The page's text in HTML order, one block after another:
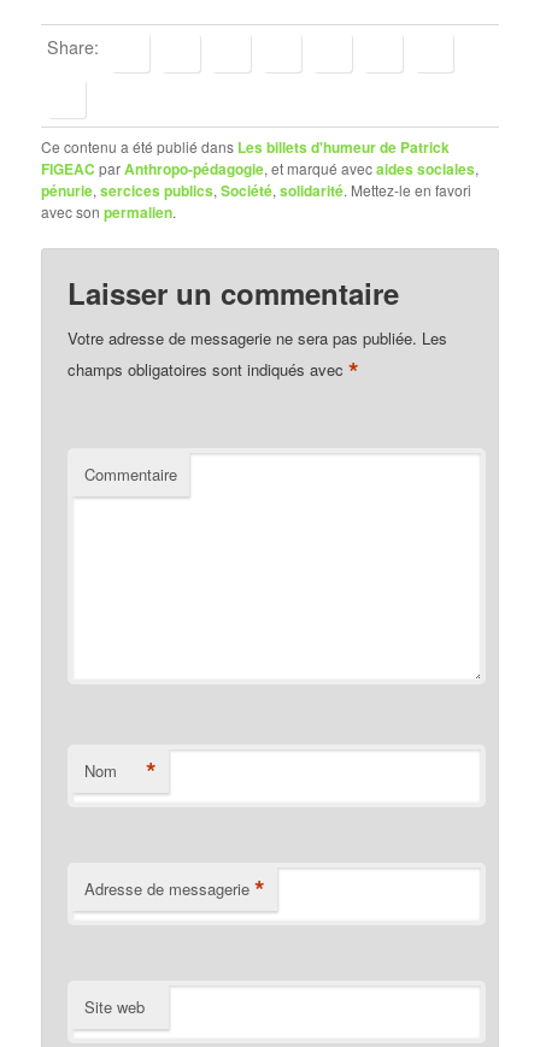
Share:
Ce contenu a été publié dans Les billets d'humeur de Patrick
FIGEAC parAnthropo-pédagogie, et marqué avecaides sociales,
pénurie,sercices publics,Société,solidarité. Mettez-le en favori
avec sonpermalien.
Laisser un commentaire
Votre adresse de messagerie ne sera pas publiée. Les
champs obligatoires sont indiqués avec*
Commentaire
Nom *
Adresse de messagerie *
Site web